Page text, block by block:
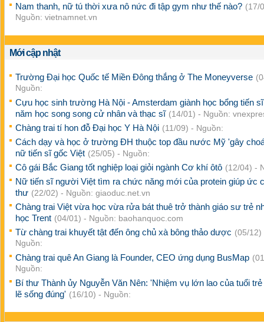
Nam thanh, nữ tú thời xưa nô nức đi tập gym như thế nào? (17/
Nguồn: vietnamnet.vn
Mới cập nhật
Trường Đại học Quốc tế Miền Đông thắng ở The Moneyverse
Nguồn:
Cựu học sinh trường Hà Nội - Amsterdam giành học bổng tiến
năm học song song cử nhân và thạc sĩ (14/01) - Nguồn:
Chàng trai tí hon đỗ Đại học Y Hà Nội (11/09) - Nguồn:
Cách dạy và học ở trường ĐH thuộc top đầu nước Mỹ 'gây
nữ tiến sĩ gốc Việt (25/05) - Nguồn:
Cô gái Bắc Giang tốt nghiệp loại giỏi ngành Cơ khí ôtô (12/04) -
Nữ tiến sĩ người Việt tìm ra chức năng mới của protein giúp ức
thư (22/02) - Nguồn: giaoduc.net.vn
Chàng trai Việt vừa học vừa rửa bát thuê trở thành giáo sư trẻ
học Trent (04/01) - Nguồn: baohanquoc.com
Từ chàng trai khuyết tật đến ông chủ xà bông thảo dược (05/12)
Nguồn:
Chàng trai quê An Giang là Founder, CEO ứng dụng BusMap
Nguồn:
Bí thư Thành ủy Nguyễn Văn Nên: 'Nhiệm vụ lớn lao của tuổi
lẽ sống đúng' (16/10) - Nguồn: